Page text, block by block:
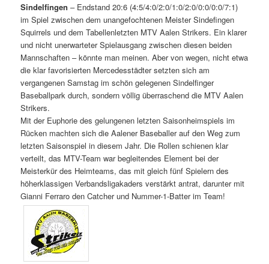
Sindelfingen – Endstand 20:6 (4:5/4:0/2:0/1:0/2:0/0:0/0:0/7:1)
im Spiel zwischen dem unangefochtenen Meister Sindefingen
Squirrels und dem Tabellenletzten MTV Aalen Strikers. Ein klarer
und nicht unerwarteter Spielausgang zwischen diesen beiden
Mannschaften – könnte man meinen. Aber von wegen, nicht etwa
die klar favorisierten Mercedesstädter setzten sich am
vergangenen Samstag im schön gelegenen Sindelfinger
Baseballpark durch, sondern völlig überraschend die MTV Aalen
Strikers.
Mit der Euphorie des gelungenen letzten Saisonheimspiels im
Rücken machten sich die Aalener Baseballer auf den Weg zum
letzten Saisonspiel in diesem Jahr. Die Rollen schienen klar
verteilt, das MTV-Team war begleitendes Element bei der
Meisterkür des Heimteams, das mit gleich fünf Spielern des
höherklassigen Verbandsligakaders verstärkt antrat, darunter mit
Gianni Ferraro den Catcher und Nummer-1-Batter im Team!